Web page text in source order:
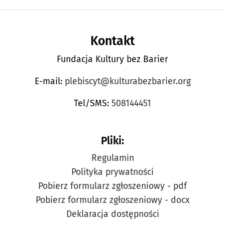
Kontakt
Fundacja Kultury bez Barier
E-mail: plebiscyt@kulturabezbarier.org
Tel/SMS: 508144451
Pliki:
Regulamin
Polityka prywatności
Pobierz formularz zgłoszeniowy - pdf
Pobierz formularz zgłoszeniowy - docx
Deklaracja dostępności